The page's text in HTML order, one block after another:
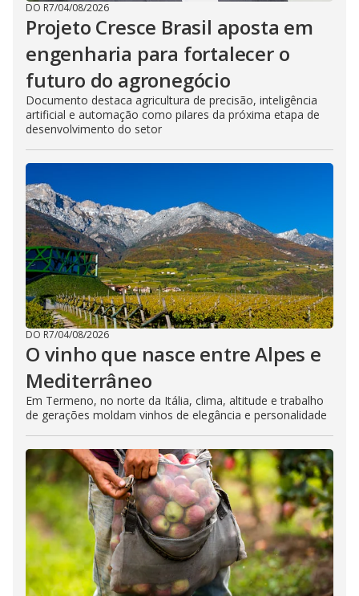
DO R7/04/08/2026
Projeto Cresce Brasil aposta em
engenharia para fortalecer o
futuro do agronegócio
Documento destaca agricultura de precisão, inteligência
artificial e automação como pilares da próxima etapa de
desenvolvimento do setor
DO R7/04/08/2026
O vinho que nasce entre Alpes e
Mediterrâneo
Em Termeno, no norte da Itália, clima, altitude e trabalho
de gerações moldam vinhos de elegância e personalidade